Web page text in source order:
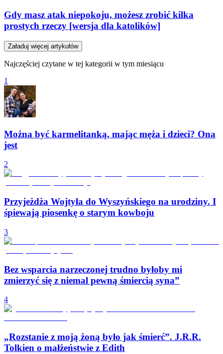
Gdy masz atak niepokoju, możesz zrobić kilka
prostych rzeczy [wersja dla katolików]
Załaduj więcej artykułów
Najczęściej czytane w tej kategorii w tym miesiącu
1
Można być karmelitanką, mając męża i dzieci? Ona
jest
2
Przyjeżdża Wojtyła do Wyszyńskiego na urodziny. I
śpiewają piosenkę o starym kowboju
3
Bez wsparcia narzeczonej trudno byłoby mi
zmierzyć się z niemal pewną śmiercią syna”
4
„Rozstanie z moją żoną było jak śmierć”. J.R.R.
Tolkien o małżeństwie z Edith